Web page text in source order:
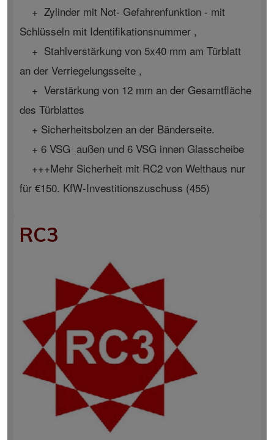
+ Zylinder mit Not- Gefahrenfunktion - mit
Schlüsseln mit Identifikationsnummer ,
+ Stahlverstärkung von 5x40 mm am Türblatt
an der Verriegelungsseite ,
+ Verstärkung von 12 mm an der Gesamtfläche
des Türblattes
+ Sicherheitsbolzen an der Bänderseite.
+ 6 VSG außen und 6 VSG innen Glasscheibe
+++Mehr Sicherheit mit RC2 von Welthaus nur
für €150. KfW-Investitionszuschuss (455)
RC3